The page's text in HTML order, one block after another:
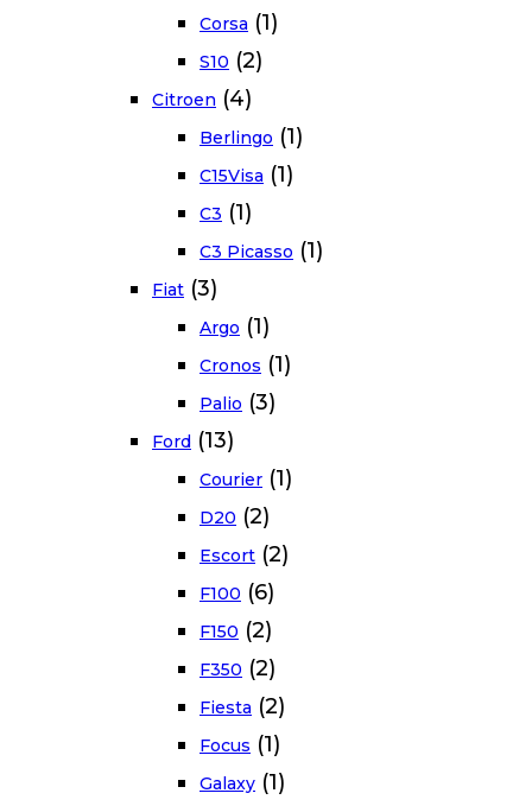
Corsa (1)
S10 (2)
Citroen (4)
Berlingo (1)
C15Visa (1)
C3 (1)
C3 Picasso (1)
Fiat (3)
Argo (1)
Cronos (1)
Palio (3)
Ford (13)
Courier (1)
D20 (2)
Escort (2)
F100 (6)
F150 (2)
F350 (2)
Fiesta (2)
Focus (1)
Galaxy (1)